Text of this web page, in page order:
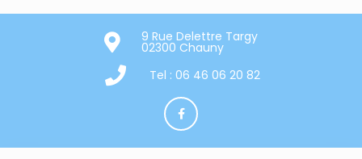
9 Rue Delettre Targy
02300 Chauny
Tel : 06 46 06 20 82